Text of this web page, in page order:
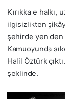
Kırıkkale
ilgisizlikten
şehirde yeniden
Kamuoyunda
Halil Öztürk
şeklinde.